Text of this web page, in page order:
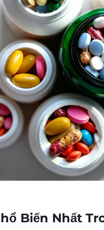
Biến Nhất